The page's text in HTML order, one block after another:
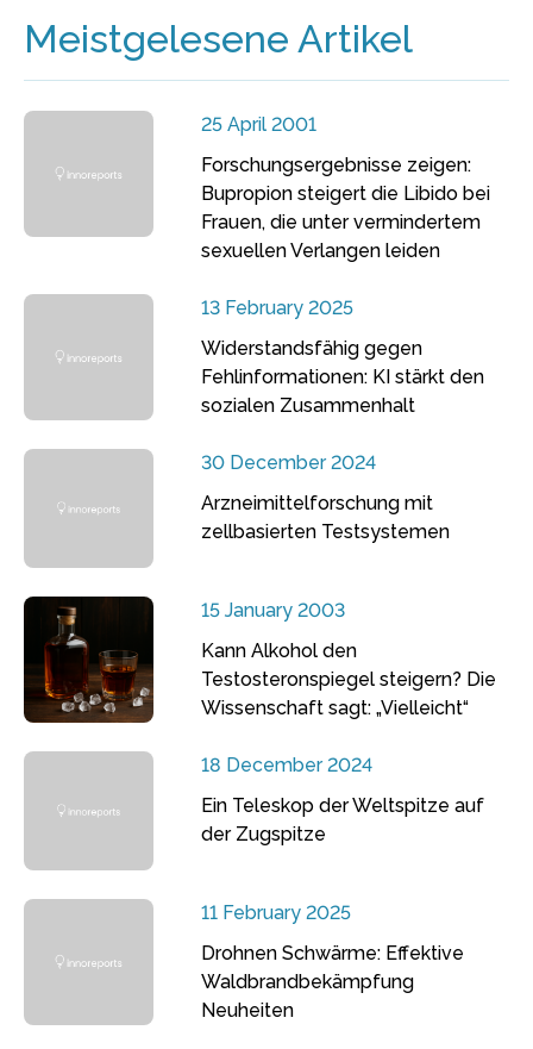
Meistgelesene Artikel
25 April 2001
Forschungsergebnisse zeigen:
Bupropion steigert die Libido bei
Frauen, die unter vermindertem
sexuellen Verlangen leiden
13 February 2025
Widerstandsfähig gegen
Fehlinformationen: KI stärkt den
sozialen Zusammenhalt
30 December 2024
Arzneimittelforschung mit
zellbasierten Testsystemen
15 January 2003
Kann Alkohol den
Testosteronspiegel steigern? Die
Wissenschaft sagt: „Vielleicht“
18 December 2024
Ein Teleskop der Weltspitze auf
der Zugspitze
11 February 2025
Drohnen Schwärme: Effektive
Waldbrandbekämpfung
Neuheiten